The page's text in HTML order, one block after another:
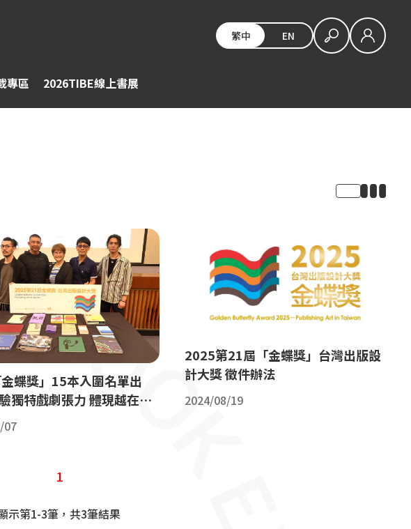
繁中 EN
專區 2026TIBE線上書展
蝶獎」15本入圍名單出
特戲劇張力 體現越在地
07
2025第21屆「金蝶獎」台灣出版設
計大獎 徵件辦法
2024/08/19
1
示第1-3筆，共3筆結果